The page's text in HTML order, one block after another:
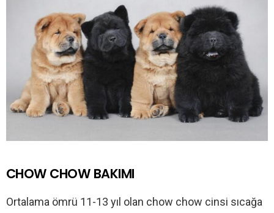
CHOW CHOW BAKIMI
Ortalama ömrü 11-13 yıl olan chow chow cinsi sıcağa